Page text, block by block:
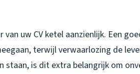
uw CV ketel aanzienlijk. Een
terwijl verwaarlozing de
staan, is dit extra belangrijk om